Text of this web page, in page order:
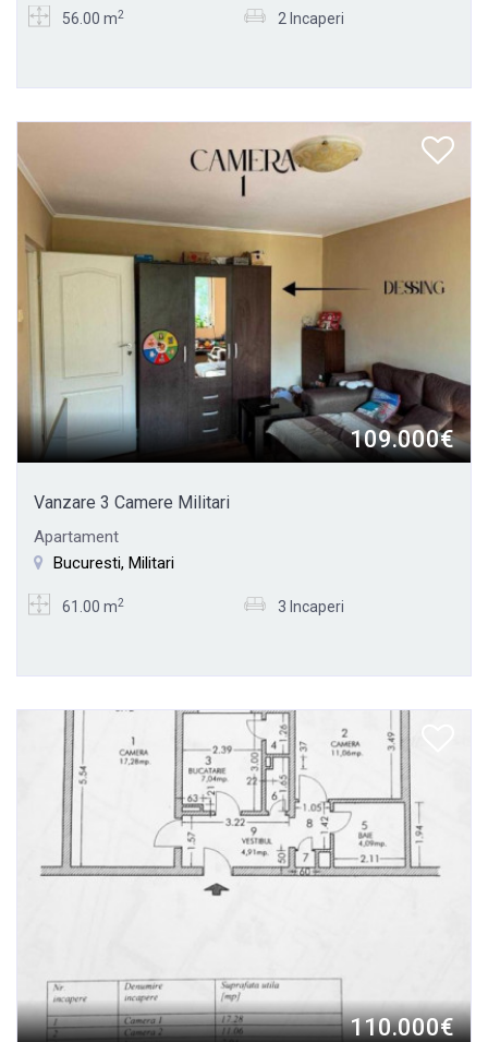
56.00 m2 2 Incaperi
109.000€
Vanzare 3 Camere Militari
Apartament
Bucuresti, Militari
61.00 m2 3 Incaperi
110.000€